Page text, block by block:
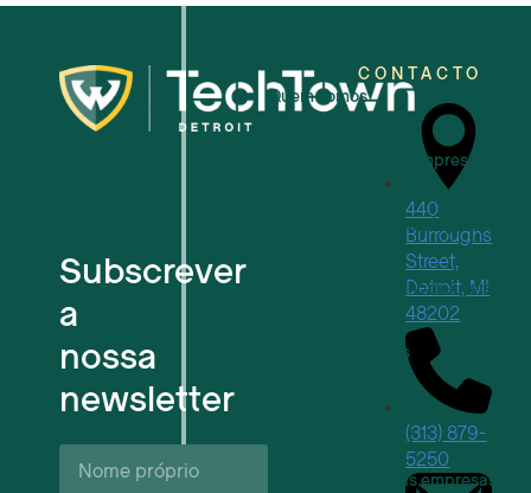
Subscrever
a
nossa
newsletter
Nome
próprio*
Quem somos
Para as pequenas empresas
Para empresas tecnológicas em
Espaços de trabalho flexíveis
Reservas de locais
Próximos eventos
Apoio e recursos às empresas
CONTACTO
440
Burroughs
Street,
Detroit, MI
48202
(313) 879-
5250